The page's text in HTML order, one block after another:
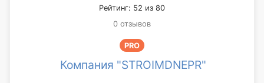
Рейтинг: 52 из 80
0 отзывов
PRO
Компания "STROIMDNEPR"